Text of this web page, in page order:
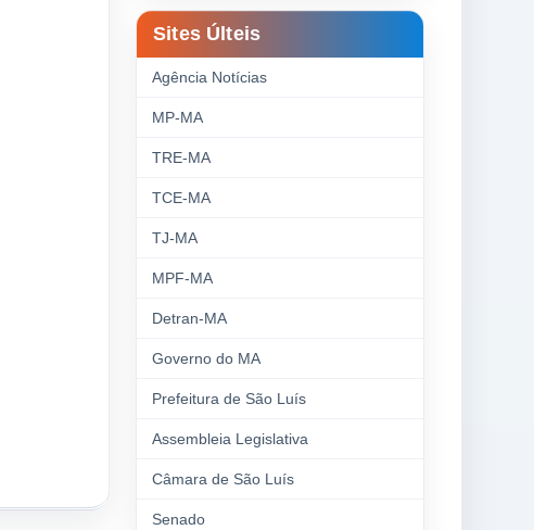
Sites Últeis
Agência Notícias
MP-MA
TRE-MA
TCE-MA
TJ-MA
MPF-MA
Detran-MA
Governo do MA
Prefeitura de São Luís
Assembleia Legislativa
Câmara de São Luís
Senado